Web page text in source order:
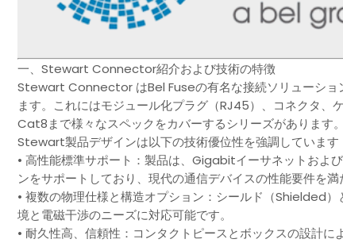
一、Stewart Connector紹介および技術の特徴
Stewart Connector はBel Fuseの有名な接続ソリューショ
ます。これにはモジュール化プラグ（RJ45）、コネクタ
Cat8まで様々なスペックをカバーするシリーズがあります。
Stewart製品デザインは以下の技術優位性を強調しています
• 高性能標準サポート：製品は、Gigabitイーサネットおよ
ンをサポートしており、現代の通信デバイスの性能要件を満
• 複数の物理仕様と構造オプション：シールド（Shielded
境と電磁干渉のニーズに対応可能です。
• 耐久性高、信頼性：コンタクトピースとボックスの設計